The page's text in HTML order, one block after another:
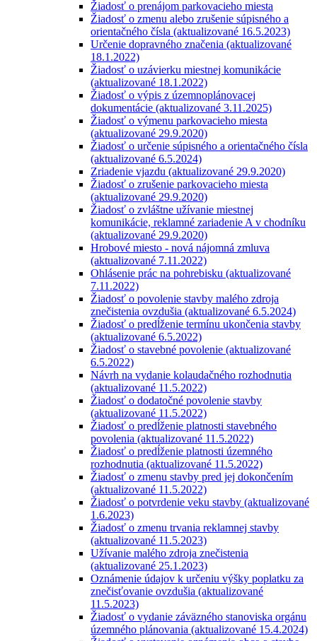
Žiadosť o prenájom parkovacieho miesta
Žiadosť o zmenu alebo zrušenie súpisného a
orientačného čísla (aktualizované 16.5.2023)
Určenie dopravného značenia (aktualizované
18.1.2022)
Žiadosť o uzávierku miestnej komunikácie
(aktualizované 18.1.2022)
Žiadosť o výpis z územnoplánovacej
dokumentácie (aktualizované 3.11.2025)
Žiadosť o výmenu parkovacieho miesta
(aktualizované 29.9.2020)
Žiadosť o určenie súpisného a orientačného čísla
(aktualizované 6.5.2024)
Zriadenie vjazdu (aktualizované 29.9.2020)
Žiadosť o zrušenie parkovacieho miesta
(aktualizované 29.9.2020)
Žiadosť o zvláštne užívanie miestnej
komunikácie, reklamné zariadenie A v chodníku
(aktualizované 29.9.2020)
Hrobové miesto - nová nájomná zmluva
(aktualizované 7.11.2022)
Ohlásenie prác na pohrebisku (aktualizované
7.11.2022)
Žiadosť o povolenie stavby malého zdroja
znečistenia ovzdušia (aktualizované 6.5.2024)
Žiadosť o predĺženie termínu ukončenia stavby
(aktualizované 6.5.2022)
Žiadosť o stavebné povolenie (aktualizované
6.5.2022)
Návrh na vydanie kolaudačného rozhodnutia
(aktualizované 11.5.2022)
Žiadosť o dodatočné povolenie stavby
(aktualizované 11.5.2022)
Žiadosť o predĺženie platnosti stavebného
povolenia (aktualizované 11.5.2022)
Žiadosť o predĺženie platnosti územného
rozhodnutia (aktualizované 11.5.2022)
Žiadosť o zmenu stavby pred jej dokončením
(aktualizované 11.5.2022)
Žiadosť o potvrdenie veku stavby (aktualizované
1.6.2023)
Žiadosť o zmenu trvania reklamnej stavby
(aktualizované 11.5.2023)
Užívanie malého zdroja znečistenia
(aktualizované 25.1.2023)
Oznámenie údajov k určeniu výšky poplatku za
znečisťovanie ovzdušia (aktualizované
11.5.2023)
Žiadosť o vydanie záväzného stanoviska orgánu
územného plánovania (aktualizované 15.4.2024)